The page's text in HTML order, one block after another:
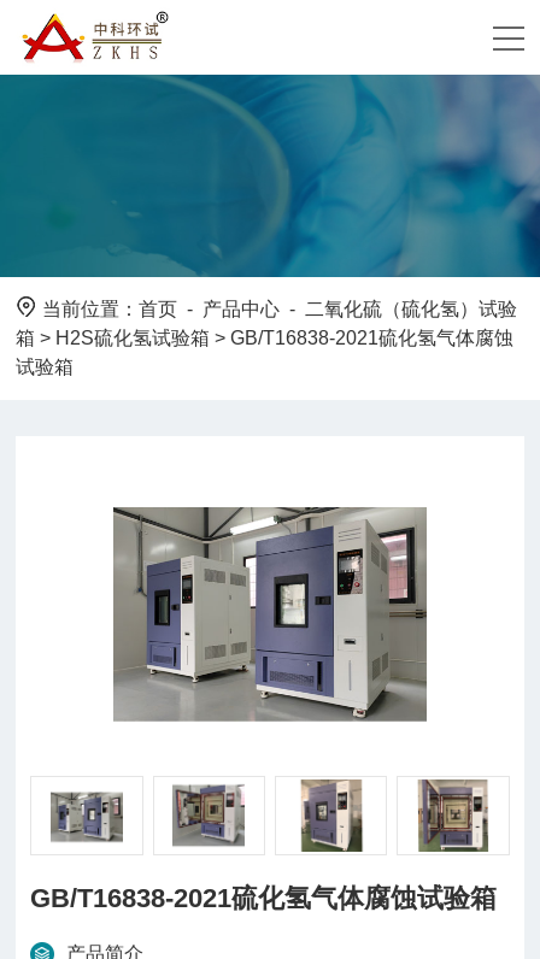
当前位置：首页 - 产品中心 - 二氧化硫（硫化氢）试验
箱 > H2S硫化氢试验箱 > GB/T16838-2021硫化氢气体腐蚀
试验箱
GB/T16838-2021硫化氢气体腐蚀试验箱
产品简介